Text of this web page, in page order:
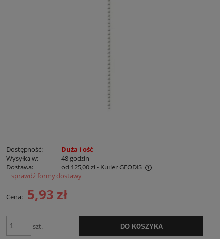
Dostępność:
Duża ilość
Wysyłka w:
48 godzin
Dostawa:
od 125,00 zł- Kurier GEODIS
Cena nie zawiera ewentualnych kosztów płatności
sprawdź formy dostawy
Cena: 5,93 zł
szt. DO KOSZYKA